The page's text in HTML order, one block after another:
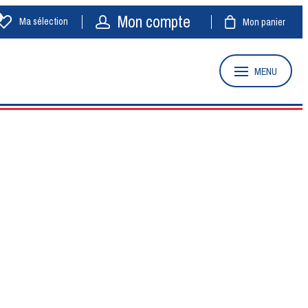
Ma sélection Mon compte Mon panier
MENU